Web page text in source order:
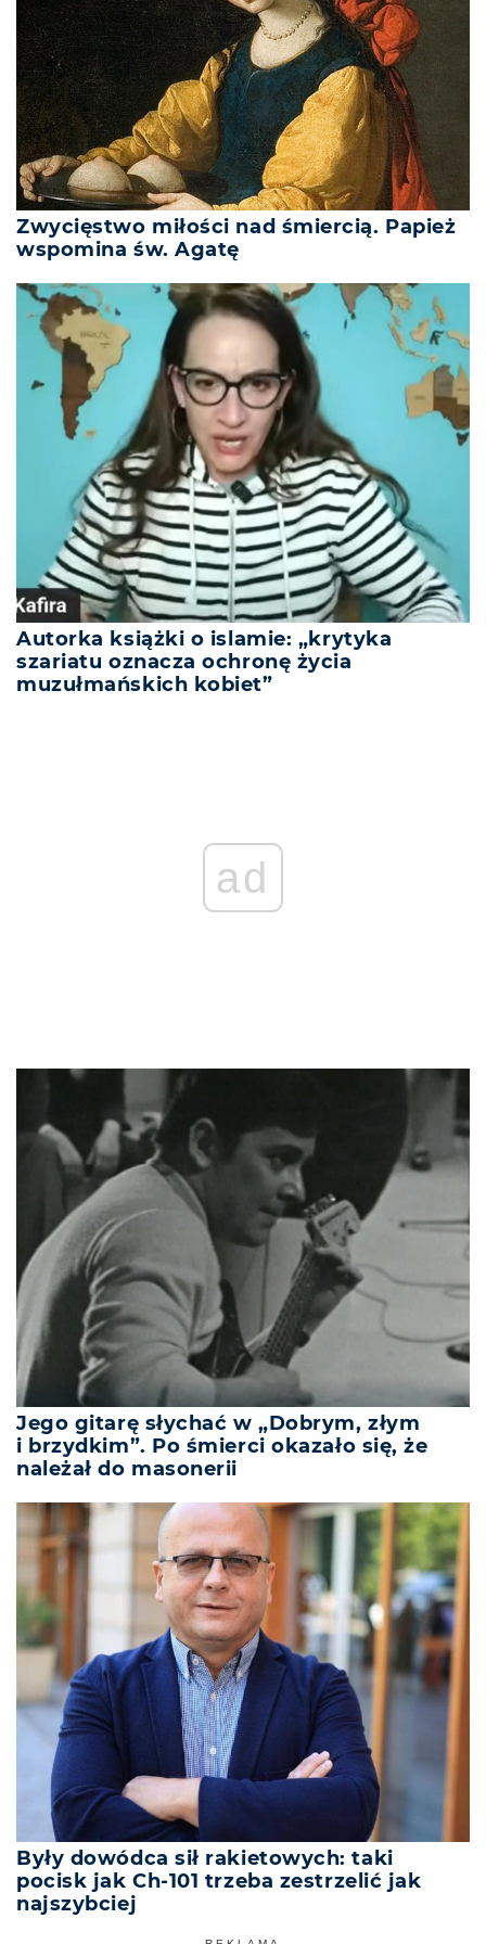
Zwycięstwo miłości nad śmiercią. Papież
wspomina św. Agatę
Autorka książki o islamie: „krytyka
szariatu oznacza ochronę życia
muzułmańskich kobiet”
ad
Jego gitarę słychać w „Dobrym, złym
i brzydkim”. Po śmierci okazało się, że
należał do masonerii
Były dowódca sił rakietowych: taki
pocisk jak Ch-101 trzeba zestrzelić jak
najszybciej